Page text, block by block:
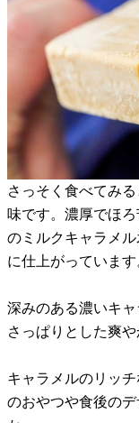
さっそく食べてみ
味です。濃厚でほ
のミルクキャラメ
に仕上がっています
深みのある濃いキ
さっぱりとした爽
キャラメルのリッ
のおやつや食後の